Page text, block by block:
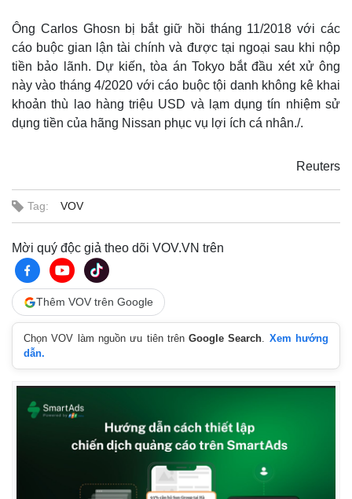
Multimedia
Ông Carlos Ghosn bị bắt giữ hồi tháng 11/2018 với các
cáo buộc gian lận tài chính và được tại ngoại sau khi nộp
tiền bảo lãnh. Dự kiến, tòa án Tokyo bắt đầu xét xử ông
này vào tháng 4/2020 với cáo buộc tội danh không kê khai
khoản thù lao hàng triệu USD và lạm dụng tín nhiệm sử
dụng tiền của hãng Nissan phục vụ lợi ích cá nhân./.
Reuters
Tag: VOV
Mời quý độc giả theo dõi VOV.VN trên
Thêm VOV trên Google
Chọn VOV làm nguồn ưu tiên trênGoogle Search. Xem hướng
dẫn.